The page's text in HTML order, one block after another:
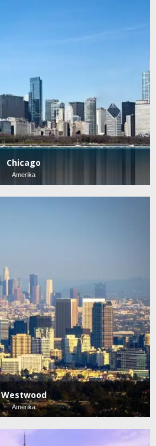
Chicago
Amerika
Westwood
Amerika